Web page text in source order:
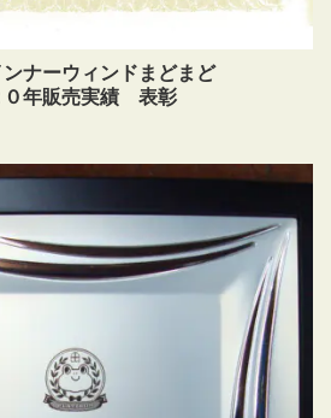
ナーウィンドまどまど
０年販売実績 表彰